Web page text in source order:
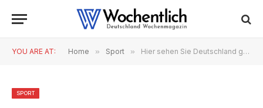
YOU ARE AT: Home » Sport » Hier sehen Sie Deutschland gegen Dänemark live im TV
SPORT